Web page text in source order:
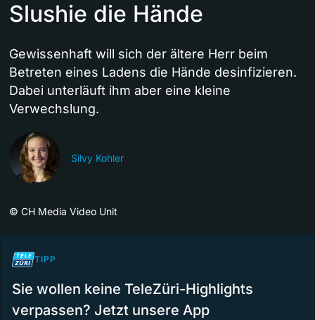
Slushie die Hände
Gewissenhaft will sich der ältere Herr beim
Betreten eines Ladens die Hände desinfizieren.
Dabei unterläuft ihm aber eine kleine
Verwechslung.
Silvy Kohler
© CH Media Video Unit
TIPP
Sie wollen keine TeleZüri-Highlights
verpassen? Jetzt unsere App